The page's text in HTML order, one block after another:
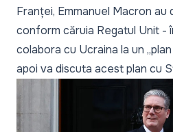
Franței, Emmanuel Macron au
conform căruia Regatul Unit -
colabora cu Ucraina la un
apoi va discuta acest plan cu